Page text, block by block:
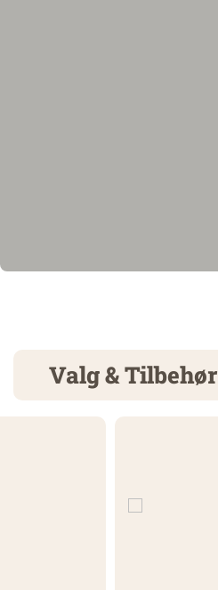
Valg & Tilbehør